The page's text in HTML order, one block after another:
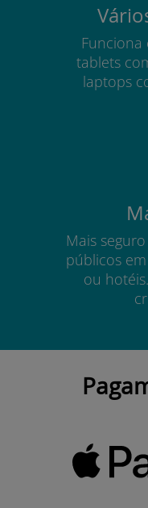
Funciona
tablets
laptops
Mais
públicos
ou